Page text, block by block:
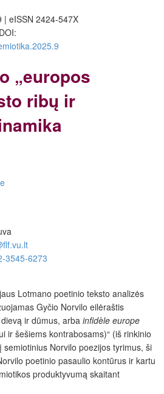
| eISSN 2424-547X
„europos
ribų ir
3545-6273
Lotmano poetinio teksto analizės
Gyčio Norvilo eilėraštis
ir dūmus, arba infidèle europe
ir šešiems kontrabosams)“ (iš rinkinio
semiotinius Norvilo poezijos tyrimus, ši
poetinio pasaulio kontūrus ir kartu
produktyvumą skaitant